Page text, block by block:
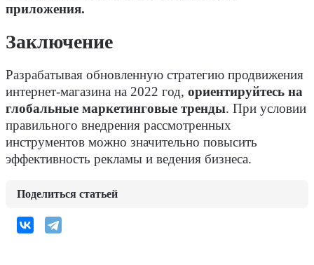
приложения.
Заключение
Разрабатывая обновленную стратегию продвижения
интернет-магазина на 2022 год, ориентируйтесь на
глобальные маркетинговые тренды. При условии
правильного внедрения рассмотренных
инструментов можно значительно повысить
эффективность рекламы и ведения бизнеса.
Поделиться статьей